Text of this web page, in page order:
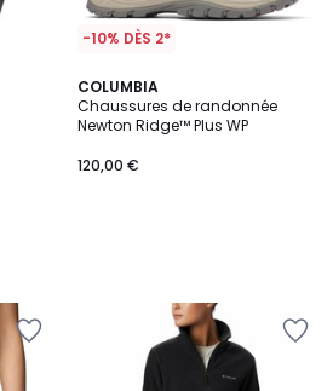
-10% DÈS 2*
COLUMBIA
Chaussures de randonnée
Newton Ridge™ Plus WP
120,00 €